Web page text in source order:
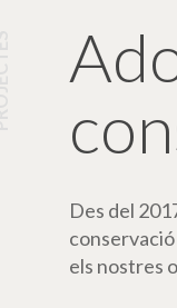
Des del
conservació
els nostres